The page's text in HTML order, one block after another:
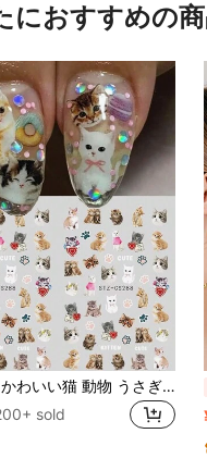
におすすめの商
2枚入り かわいい猫 動物 うさぎ 3D ソフト エンボス リリーフ 自己接着 ネイルアート ステッカー かわいい 可愛い 子犬 子猫 星 マニキュア デコレーション、薄くて丈夫な高品質ネイルステッカー DIY ネイル用品
sold